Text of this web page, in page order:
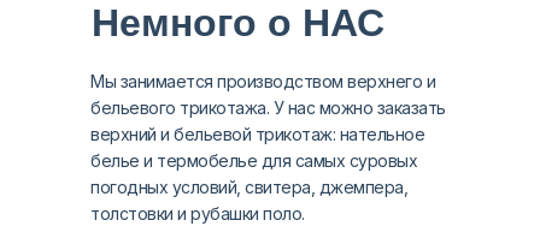
Немного о НАС
Мы занимается производством верхнего и
бельевого трикотажа. У нас можно заказать
верхний и бельевой трикотаж: нательное
белье и термобелье для самых суровых
погодных условий, свитера, джемпера,
толстовки и рубашки поло.